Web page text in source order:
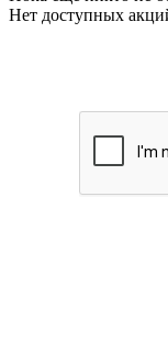
Нет доступных